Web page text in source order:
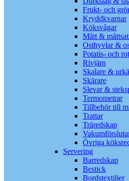
Frukt- och
Kryddkvarnar
Köksvågar
Mått &
Osthyvlar &
Potatis- och
Rivjärn
Skalare &
Skärare
Slevar &
Termometrar
Tillbehör till
Trattar
Träredskap
Övriga
Servering
Barredskap
Bestick
Bordstextilier